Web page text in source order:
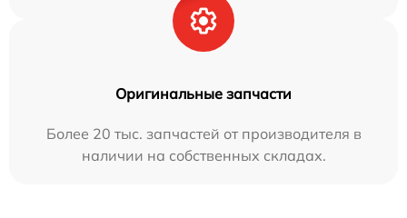
Оригинальные запчасти
Более 20 тыс. запчастей от производителя в
наличии на собственных складах.